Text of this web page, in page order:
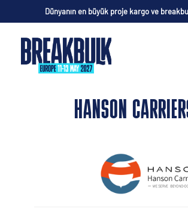
Dünyanın en büyük proje kargo ve
HANSON